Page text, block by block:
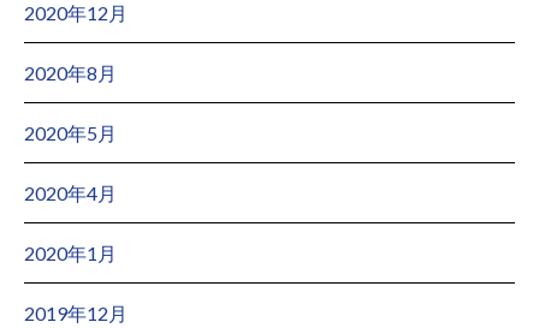
2020年12月
2020年8月
2020年5月
2020年4月
2020年1月
2019年12月